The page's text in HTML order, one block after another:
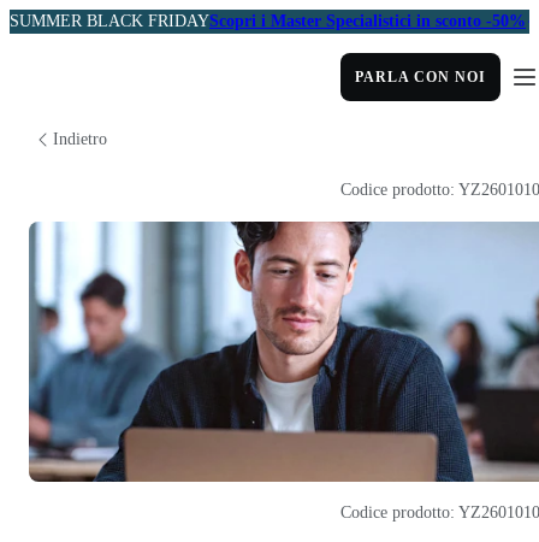
SUMMER BLACK FRIDAYScopri i Master Specialistici in sconto -50%
PARLA CON NOI
Indietro
Codice prodotto:
Codice prodotto: